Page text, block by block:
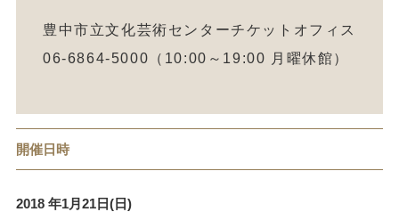
豊中市立文化芸術センターチケットオフィス
06-6864-5000（10:00～19:00 月曜休館）
開催日時
2018 年1月21日(日)